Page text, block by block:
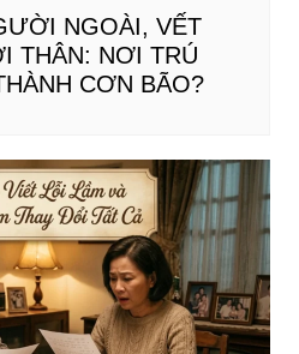
NGOÀI, VẾT
THÂN: NƠI TRÚ
CƠN BÃO?